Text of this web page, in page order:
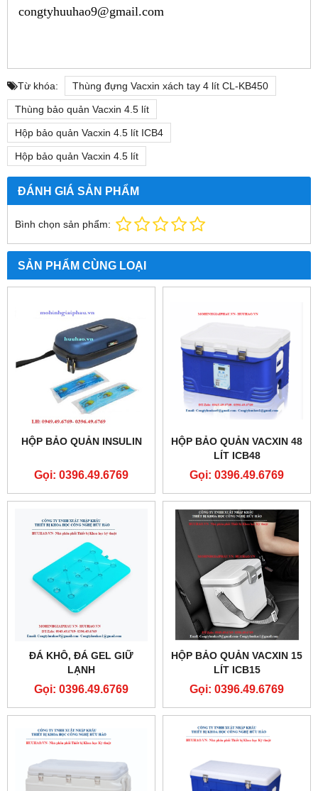
congtyhuuhao9@gmail.com
Từ khóa: Thùng đựng Vacxin xách tay 4 lít CL-KB450
Thùng bảo quản Vacxin 4.5 lít
Hộp bảo quản Vacxin 4.5 lít ICB4
Hộp bảo quản Vacxin 4.5 lít
ĐÁNH GIÁ SẢN PHẨM
Bình chọn sản phẩm:
SẢN PHẨM CÙNG LOẠI
HỘP BẢO QUẢN INSULIN
Gọi: 0396.49.6769
HỘP BẢO QUẢN VACXIN 48
LÍT ICB48
Gọi: 0396.49.6769
ĐÁ KHÔ, ĐÁ GEL GIỮ
LẠNH
Gọi: 0396.49.6769
HỘP BẢO QUẢN VACXIN 15
LÍT ICB15
Gọi: 0396.49.6769